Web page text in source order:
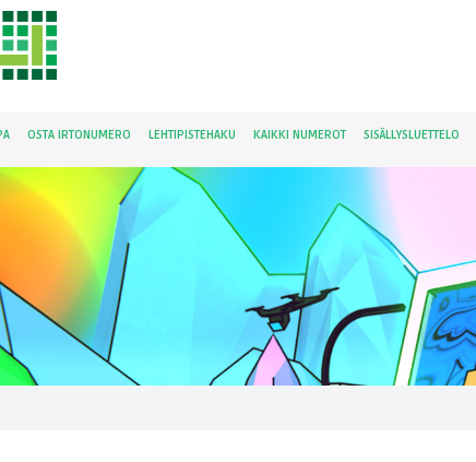
OSTA IRTONUMERO LEHTIPISTEHAKU KAIKKI NUMEROT SISÄLLYSLUETTELO